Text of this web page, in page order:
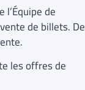
de
de billets. De
les offres de